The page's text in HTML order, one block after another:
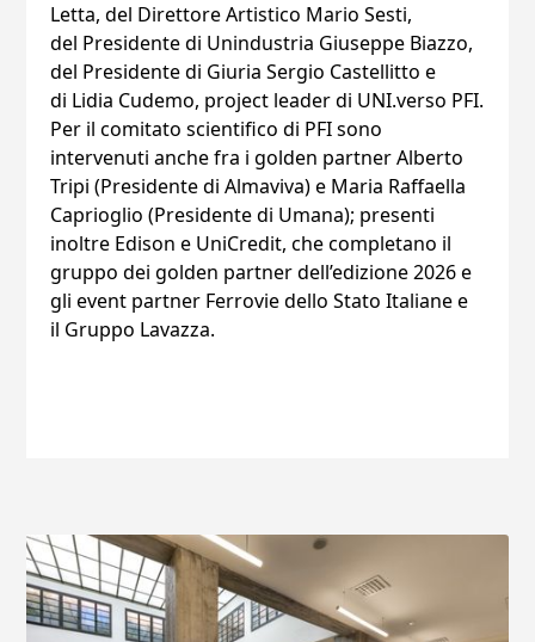
Letta, del Direttore Artistico Mario Sesti,
del Presidente di Unindustria Giuseppe Biazzo,
del Presidente di Giuria Sergio Castellitto e
di Lidia Cudemo, project leader di UNI.verso PFI.
Per il comitato scientifico di PFI sono
intervenuti anche fra i golden partner Alberto
Tripi (Presidente di Almaviva) e Maria Raffaella
Caprioglio (Presidente di Umana); presenti
inoltre Edison e UniCredit, che completano il
gruppo dei golden partner dell’edizione 2026 e
gli event partner Ferrovie dello Stato Italiane e
il Gruppo Lavazza.